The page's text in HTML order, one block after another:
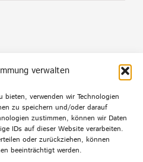
verwalten
verwenden wir Technologien
zu speichern und/oder darauf
zustimmen, können wir Daten
IDs auf dieser Website verarbeiten.
oder zurückziehen, können
beeinträchtigt werden.